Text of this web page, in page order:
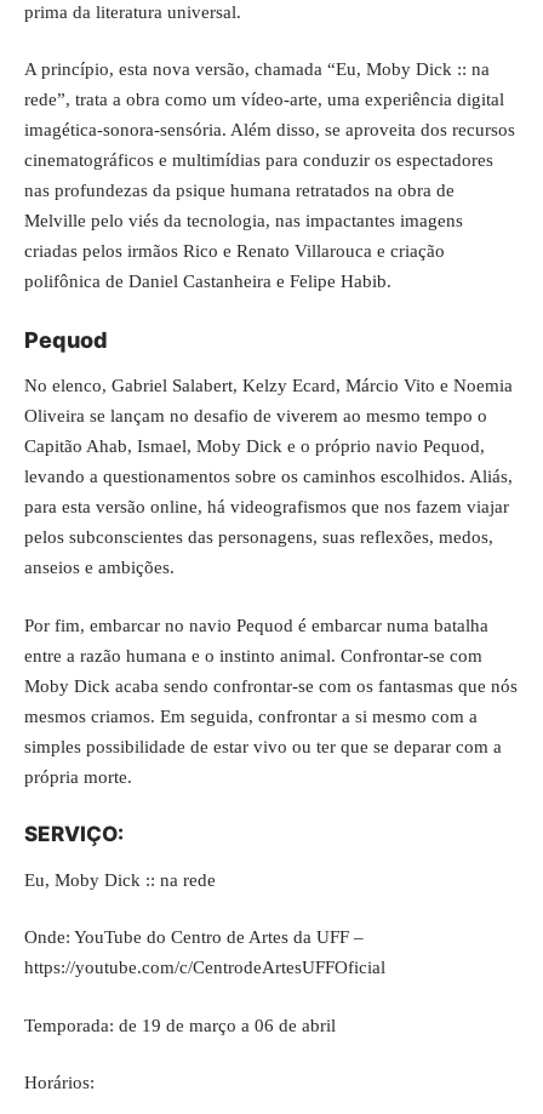
prima da literatura universal.
A princípio, esta nova versão, chamada “Eu, Moby Dick :: na
rede”, trata a obra como um vídeo-arte, uma experiência digital
imagética-sonora-sensória. Além disso, se aproveita dos recursos
cinematográficos e multimídias para conduzir os espectadores
nas profundezas da psique humana retratados na obra de
Melville pelo viés da tecnologia, nas impactantes imagens
criadas pelos irmãos Rico e Renato Villarouca e criação
polifônica de Daniel Castanheira e Felipe Habib.
Pequod
No elenco, Gabriel Salabert, Kelzy Ecard, Márcio Vito e Noemia
Oliveira se lançam no desafio de viverem ao mesmo tempo o
Capitão Ahab, Ismael, Moby Dick e o próprio navio Pequod,
levando a questionamentos sobre os caminhos escolhidos. Aliás,
para esta versão online, há videografismos que nos fazem viajar
pelos subconscientes das personagens, suas reflexões, medos,
anseios e ambições.
Por fim, embarcar no navio Pequod é embarcar numa batalha
entre a razão humana e o instinto animal. Confrontar-se com
Moby Dick acaba sendo confrontar-se com os fantasmas que nós
mesmos criamos. Em seguida, confrontar a si mesmo com a
simples possibilidade de estar vivo ou ter que se deparar com a
própria morte.
SERVIÇO:
Eu, Moby Dick :: na rede
Onde: YouTube do Centro de Artes da UFF –
https://youtube.com/c/CentrodeArtesUFFOficial
Temporada: de 19 de março a 06 de abril
Horários: